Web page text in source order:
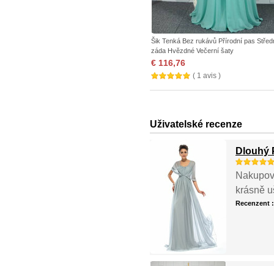
Šik Tenká Bez rukávů Přírodní pas
záda Hvězdné Večerní šaty
€ 116,76
( 1 avis )
Uživatelské recenze
Dlouhý
krásně
Recenzent